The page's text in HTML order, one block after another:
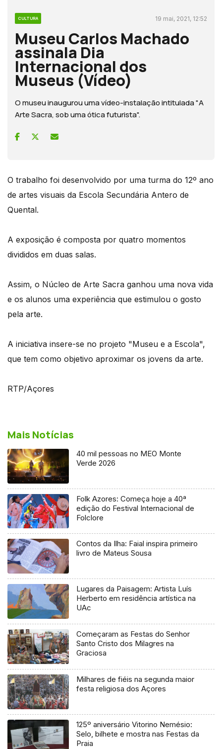
CULTURA 19 mai, 2021, 12:52
Museu Carlos Machado
assinala Dia
Internacional dos
Museus (Vídeo)
O museu inaugurou uma vídeo-instalação intitulada "A
Arte Sacra, sob uma ótica futurista".
O trabalho foi desenvolvido por uma turma do 12º ano
de artes visuais da Escola Secundária Antero de
Quental.
A exposição é composta por quatro momentos
divididos em duas salas.
Assim, o Núcleo de Arte Sacra ganhou uma nova vida
e os alunos uma experiência que estimulou o gosto
pela arte.
A iniciativa insere-se no projeto "Museu e a Escola",
que tem como objetivo aproximar os jovens da arte.
RTP/Açores
Mais Notícias
40 mil pessoas no MEO Monte
Verde 2026
Folk Azores: Começa hoje a 40ª
edição do Festival Internacional de
Folclore
Contos da Ilha: Faial inspira primeiro
livro de Mateus Sousa
Lugares da Paisagem: Artista Luís
Herberto em residência artística na
UAc
Começaram as Festas do Senhor
Santo Cristo dos Milagres na
Graciosa
Milhares de fiéis na segunda maior
festa religiosa dos Açores
125º aniversário Vitorino Nemésio:
Selo, bilhete e mostra nas Festas da
Praia